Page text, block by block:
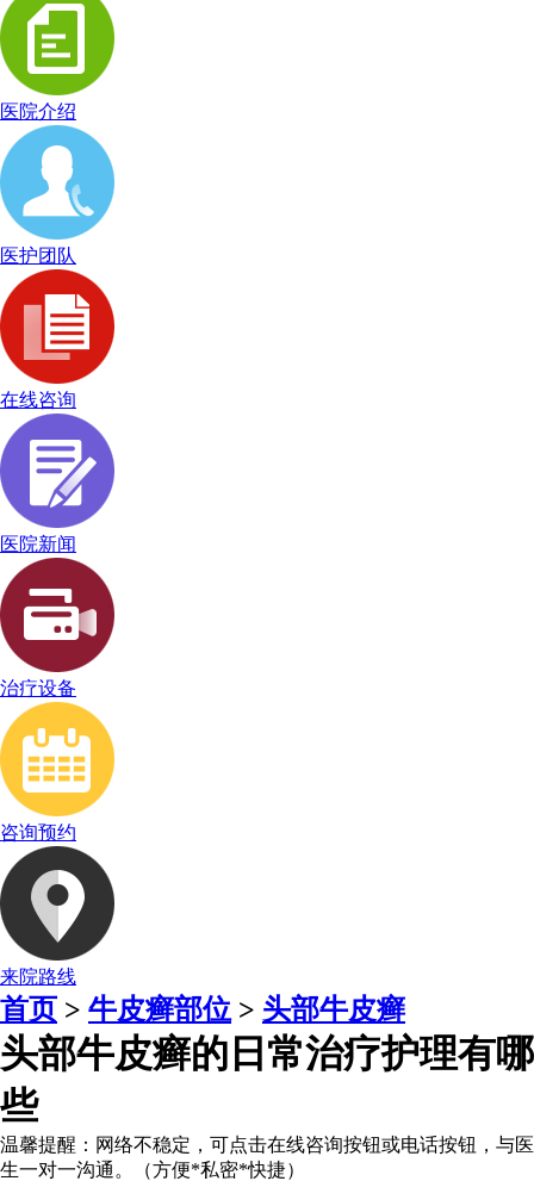
医院介绍
医护团队
在线咨询
医院新闻
治疗设备
咨询预约
来院路线
首页 > 牛皮癣部位 > 头部牛皮癣
头部牛皮癣的日常治疗护理有哪
些
温馨提醒： 网络不稳定，可点击在线咨询按钮或电话按钮，与医
生一对一沟通。（方便*私密*快捷）